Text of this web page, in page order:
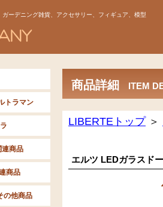
ーデニング雑貨、アクセサリー、フィギュア、模型
商品詳細 ITEM
LIBERTEトップ＞
エルツ LEDガラスド
トラマン
商品
商品
他商品